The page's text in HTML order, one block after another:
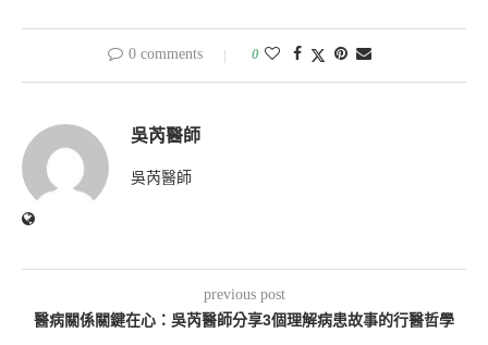
0 comments 0
吳芮醫師
吳芮醫師
previous post
醫病關係關鍵在心：吳芮醫師分享3個理解病患故事的行醫哲學